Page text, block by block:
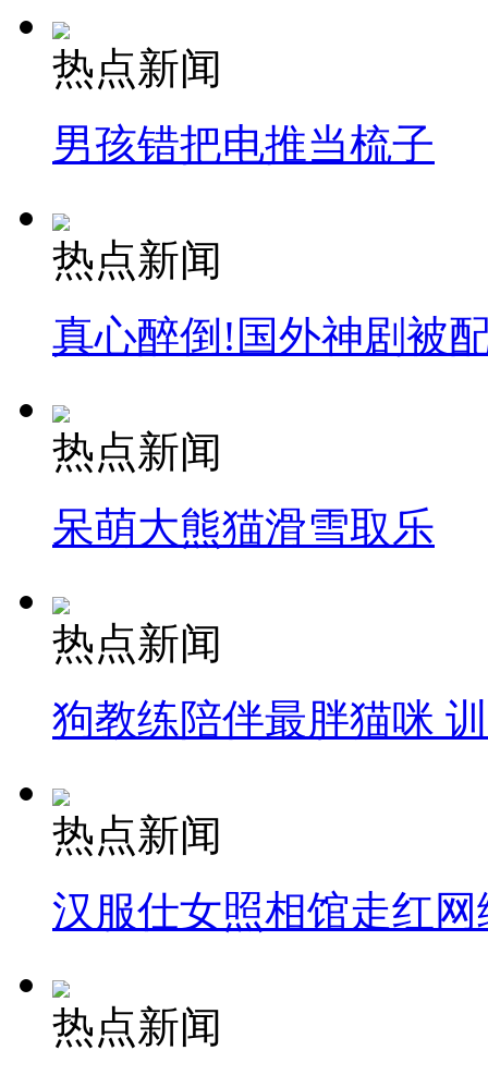
司机酒驾遇交警 急速倒车逃窜
热点新闻
男孩错把电推当梳子
热点新闻
真心醉倒!国外神剧被
热点新闻
呆萌大熊猫滑雪取乐
热点新闻
狗教练陪伴最胖猫咪
热点新闻
汉服仕女照相馆走红网
热点新闻